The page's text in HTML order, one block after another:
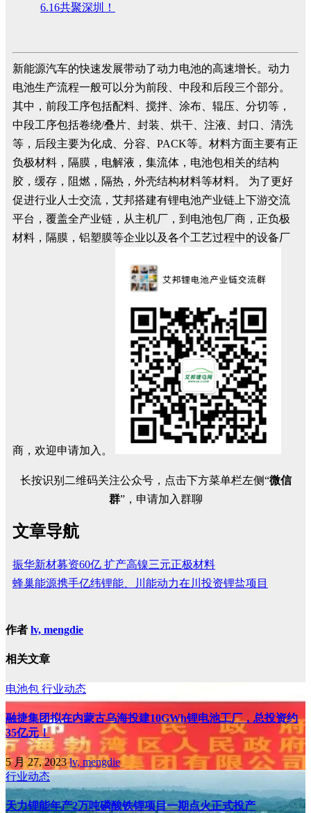
6.16共聚深圳！
新能源汽车的快速发展带动了动力电池的高速增长。动力
电池生产流程一般可以分为前段、中段和后段三个部分。
其中，前段工序包括配料、搅拌、涂布、辊压、分切等，
中段工序包括卷绕/叠片、封装、烘干、注液、封口、清洗
等，后段主要为化成、分容、PACK等。材料方面主要有正
负极材料，隔膜，电解液，集流体，电池包相关的结构
胶，缓存，阻燃，隔热，外壳结构材料等材料。 为了更好
促进行业人士交流，艾邦搭建有锂电池产业链上下游交流
平台，覆盖全产业链，从主机厂，到电池包厂商，正负极
材料，隔膜，铝塑膜等企业以及各个工艺过程中的设备厂
商，欢迎申请加入。
长按识别二维码关注公众号，点击下方菜单栏左侧“微信
群”，申请加入群聊
文章导航
振华新材募资60亿 扩产高镍三元正极材料
蜂巢能源携手亿纬锂能、川能动力在川投资锂盐项目
作者 lv, mengdie
相关文章
电池包 行业动态
融捷集团拟在内蒙古乌海投建10GWh锂电池工厂，总投资约
35亿元！
5 月 27, 2023lv, mengdie
行业动态
天力锂能年产2万吨磷酸铁锂项目一期点火正式投产